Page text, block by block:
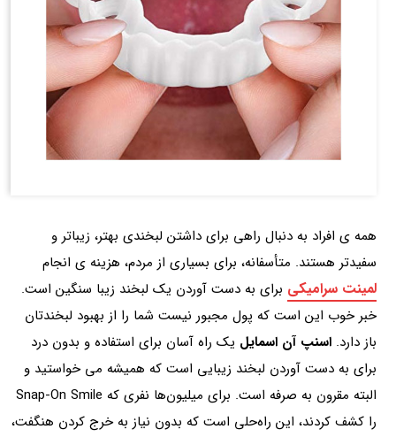
همه ی افراد به دنبال راهی برای داشتن لبخندی بهتر، زیباتر و
سفیدتر هستند. متأسفانه، برای بسیاری از مردم، هزینه ی انجام
لمینت سرامیکی برای به دست آوردن یک لبخند زیبا سنگین است.
خبر خوب این است که پول مجبور نیست شما را از بهبود لبخندتان
باز دارد. اسنپ آن اسمایل یک راه آسان برای استفاده و بدون درد
برای به دست آوردن لبخند زیبایی است که همیشه می خواستید و
البته مقرون به صرفه است. برای میلیون‌ها نفری که Snap-On Smile
را کشف کردند، این راه‌حلی است که بدون نیاز به خرج کردن هنگفت،